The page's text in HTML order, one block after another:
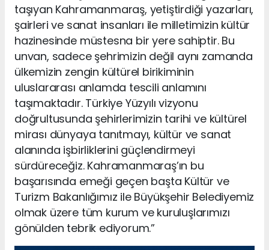
taşıyan Kahramanmaraş, yetiştirdiği yazarları,
şairleri ve sanat insanları ile milletimizin kültür
hazinesinde müstesna bir yere sahiptir. Bu
unvan, sadece şehrimizin değil aynı zamanda
ülkemizin zengin kültürel birikiminin
uluslararası anlamda tescili anlamını
taşımaktadır. Türkiye Yüzyılı vizyonu
doğrultusunda şehirlerimizin tarihi ve kültürel
mirası dünyaya tanıtmayı, kültür ve sanat
alanında işbirliklerini güçlendirmeyi
sürdüreceğiz. Kahramanmaraş’ın bu
başarısında emeği geçen başta Kültür ve
Turizm Bakanlığımız ile Büyükşehir Belediyemiz
olmak üzere tüm kurum ve kuruluşlarımızı
gönülden tebrik ediyorum.”